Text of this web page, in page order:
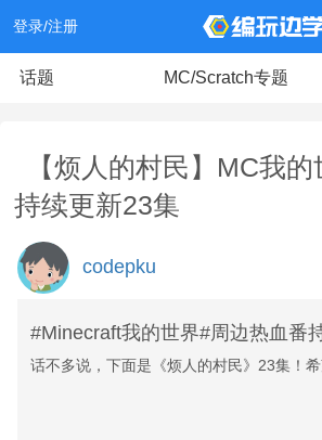
登录/注册
话题 MC/Scratch专题
【烦人的村民】MC我
持续更新23集
codepku
#Minecraft我的世界#周边热血番
话不多说，下面是《烦人的村民》23集！